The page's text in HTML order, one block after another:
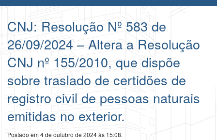
CNJ: Resolução Nº 583 de
26/09/2024 – Altera a Resolução
CNJ nº 155/2010, que dispõe
sobre traslado de certidões de
registro civil de pessoas naturais
emitidas no exterior.
Postado em 4 de outubro de 2024 às 15:08.